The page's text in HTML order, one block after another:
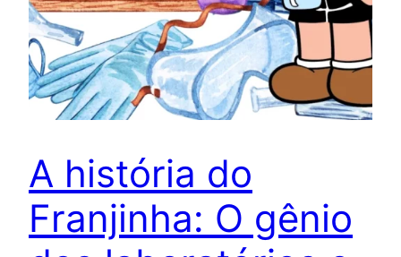
A história do
Franjinha: O gênio